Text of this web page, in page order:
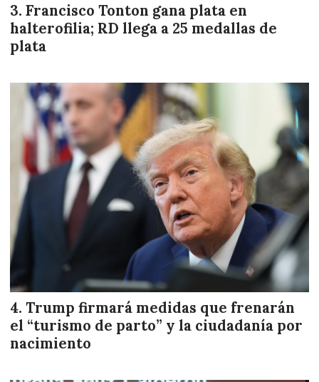
Francisco Tonton gana plata en
halterofilia; RD llega a 25 medallas de
plata
Trump firmará medidas que frenarán
el “turismo de parto” y la ciudadanía por
nacimiento